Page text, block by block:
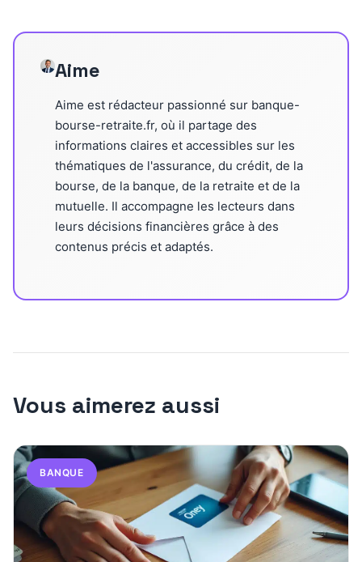
Aime
Aime est rédacteur passionné sur banque-
bourse-retraite.fr, où il partage des
informations claires et accessibles sur les
thématiques de l'assurance, du crédit, de la
bourse, de la banque, de la retraite et de la
mutuelle. Il accompagne les lecteurs dans
leurs décisions financières grâce à des
contenus précis et adaptés.
Vous aimerez aussi
BANQUE